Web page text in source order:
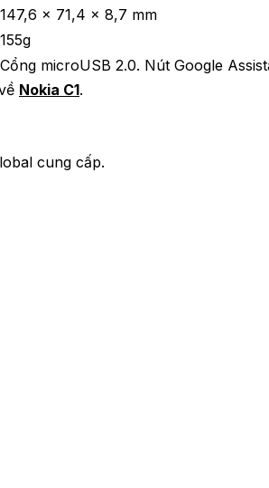
147,6 x 71,4 x 8,7 mm
155g
Cổng microUSB 2.0. Nút Google
Nokia C1.
cung cấp.